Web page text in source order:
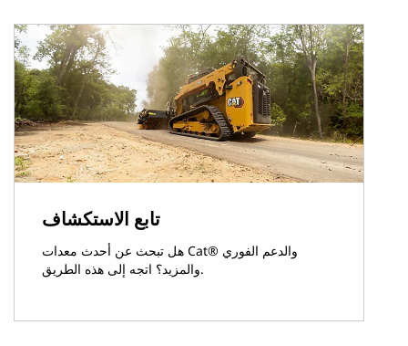
تابع الاستكشاف
هل تبحث عن أحدث معدات Cat®‎ والدعم الفوري
والمزيد؟ اتجه إلى هذه الطريق.